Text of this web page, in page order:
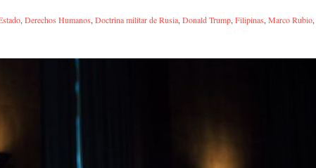
, Derechos Humanos, Doctrina militar de Rusia, Donald Trump, Filipinas, Marco Rubio,